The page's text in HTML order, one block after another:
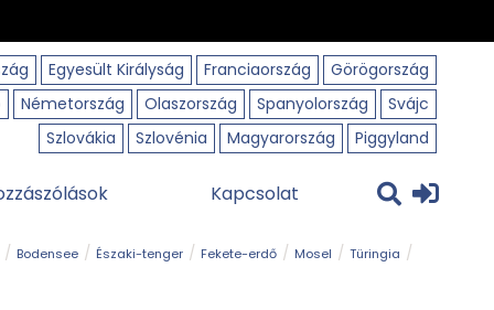
Egyesült Királyság Franciaország
Görögország
Németország Olaszország Spanyolország
Svájc
Szlovákia
Szlovénia Magyarország Piggyland
Kapcsolat
Bodensee Északi-tenger Fekete-erdő Mosel
Türingia